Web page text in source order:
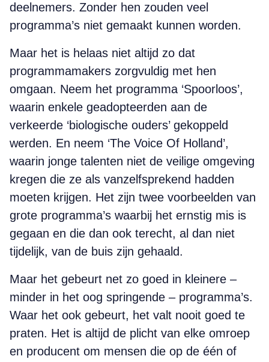
deelnemers. Zonder hen zouden veel
programma’s niet gemaakt kunnen worden.
Maar het is helaas niet altijd zo dat
programmamakers zorgvuldig met hen
omgaan. Neem het programma ‘Spoorloos’,
waarin enkele geadopteerden aan de
verkeerde ‘biologische ouders’ gekoppeld
werden. En neem ‘The Voice Of Holland’,
waarin jonge talenten niet de veilige omgeving
kregen die ze als vanzelfsprekend hadden
moeten krijgen. Het zijn twee voorbeelden van
grote programma’s waarbij het ernstig mis is
gegaan en die dan ook terecht, al dan niet
tijdelijk, van de buis zijn gehaald.
Maar het gebeurt net zo goed in kleinere –
minder in het oog springende – programma’s.
Waar het ook gebeurt, het valt nooit goed te
praten. Het is altijd de plicht van elke omroep
en producent om mensen die op de één of